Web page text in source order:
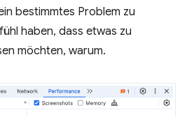
bestimmtes Problem zu
haben, dass etwas zu
möchten, warum.